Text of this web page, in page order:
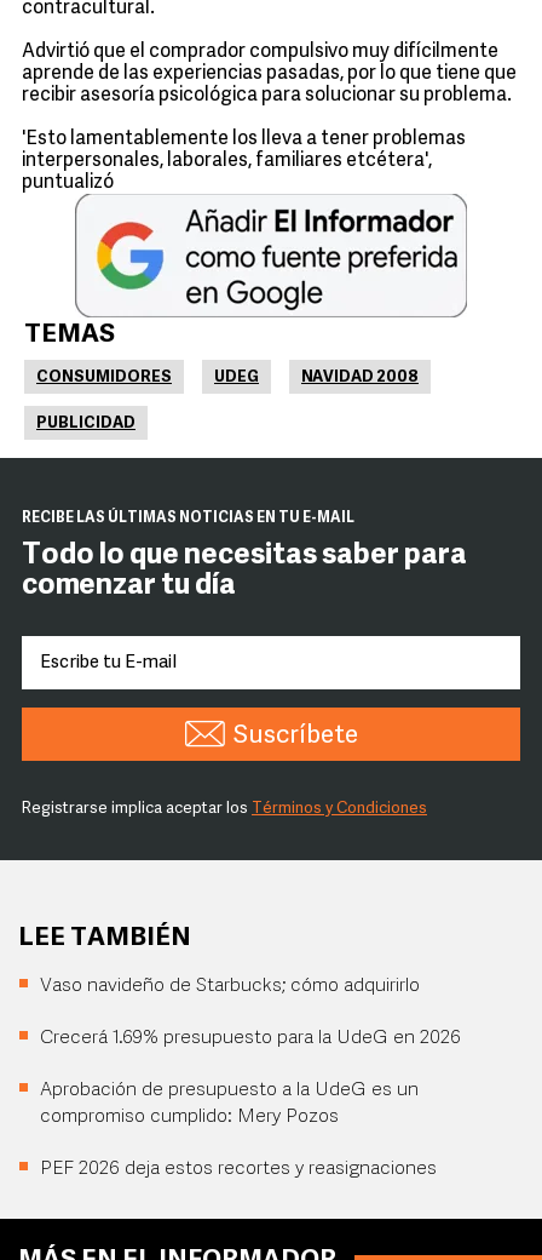
contracultural.
Advirtió que el comprador compulsivo muy difícilmente
aprende de las experiencias pasadas, por lo que tiene que
recibir asesoría psicológica para solucionar su problema.
'Esto lamentablemente los lleva a tener problemas
interpersonales, laborales, familiares etcétera',
puntualizó
TEMAS
CONSUMIDORES UDEG NAVIDAD 2008
PUBLICIDAD
RECIBE LAS ÚLTIMAS NOTICIAS EN TU E-MAIL
Todo lo que necesitas saber para
comenzar tu día
Suscríbete
Registrarse implica aceptar los Términos y Condiciones
LEE TAMBIÉN
Vaso navideño de Starbucks; cómo adquirirlo
Crecerá 1.69% presupuesto para la UdeG en 2026
Aprobación de presupuesto a la UdeG es un
compromiso cumplido: Mery Pozos
PEF 2026 deja estos recortes y reasignaciones